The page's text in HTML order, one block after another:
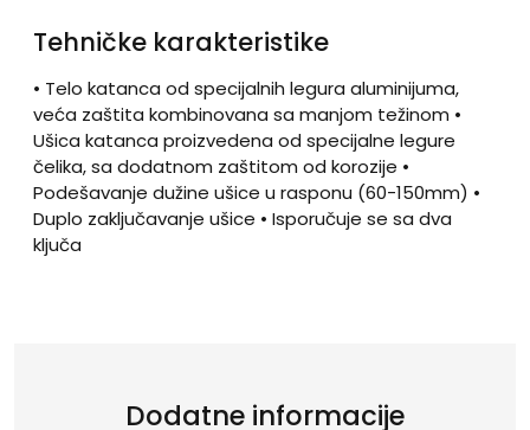
Tehničke karakteristike
• Telo katanca od specijalnih legura aluminijuma,
veća zaštita kombinovana sa manjom težinom •
Ušica katanca proizvedena od specijalne legure
čelika, sa dodatnom zaštitom od korozije •
Podešavanje dužine ušice u rasponu (60-150mm) •
Duplo zaključavanje ušice • Isporučuje se sa dva
ključa
Dodatne informacije